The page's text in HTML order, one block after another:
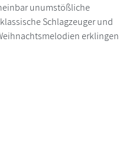
unumstößliche
Schlagzeuger und
erklingen